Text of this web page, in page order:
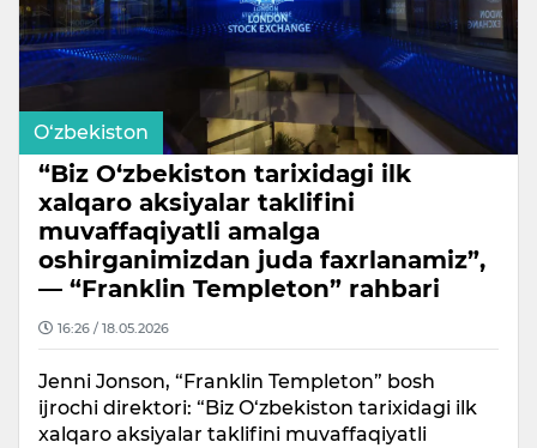
O‘zbekiston
“Biz O‘zbekiston tarixidagi ilk
xalqaro aksiyalar taklifini
muvaffaqiyatli amalga
oshirganimizdan juda faxrlanamiz”,
— “Franklin Templeton” rahbari
16:26 / 18.05.2026
Jenni Jonson, “Franklin Templeton” bosh
ijrochi direktori: “Biz O‘zbekiston tarixidagi ilk
xalqaro aksiyalar taklifini muvaffaqiyatli